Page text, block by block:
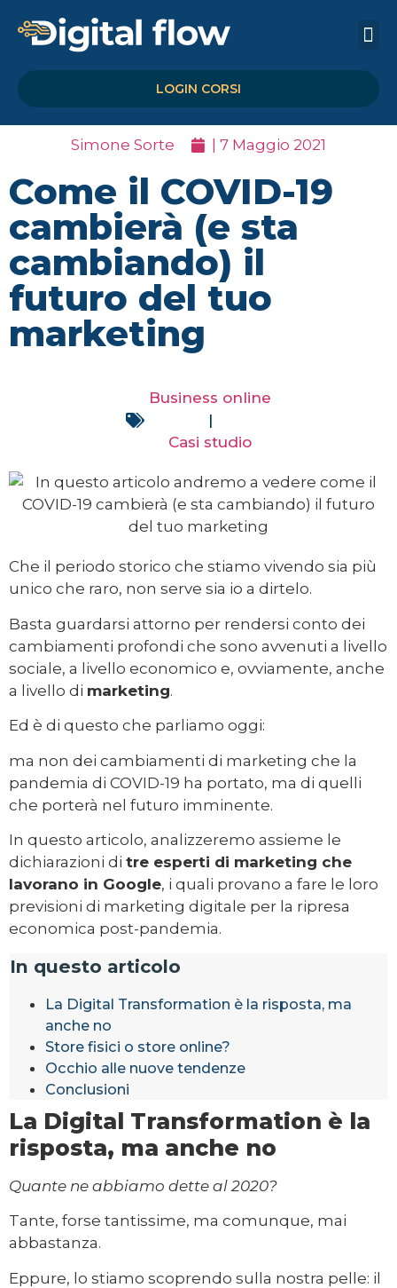
LOGIN CORSI
Simone Sorte 7 Maggio 2021
Come il COVID-19
cambierà (e sta
cambiando) il
futuro del tuo
marketing
Business online
|
Casi studio
Che il periodo storico che stiamo vivendo sia più
unico che raro, non serve sia io a dirtelo.
Basta guardarsi attorno per rendersi conto dei
cambiamenti profondi che sono avvenuti a livello
sociale, a livello economico e, ovviamente, anche
a livello di marketing.
Ed è di questo che parliamo oggi:
ma non dei cambiamenti di marketing che la
pandemia di COVID-19 ha portato, ma di quelli
che porterà nel futuro imminente.
In questo articolo, analizzeremo assieme le
dichiarazioni di tre esperti di marketing che
lavorano in Google, i quali provano a fare le loro
previsioni di marketing digitale per la ripresa
economica post-pandemia.
In questo articolo
La Digital Transformation è la risposta, ma
anche no
Store fisici o store online?
Occhio alle nuove tendenze
Conclusioni
La Digital Transformation è la
risposta, ma anche no
Quante ne abbiamo dette al 2020?
Tante, forse tantissime, ma comunque, mai
abbastanza.
Eppure, lo stiamo scoprendo sulla nostra pelle: il